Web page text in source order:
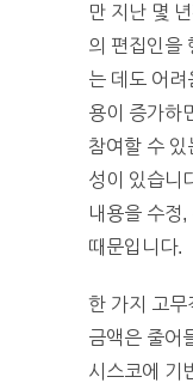
만 지난 몇
의 편집인을
는 데도 어
용이 증가하
참여할 수
성이 있습니
내용을 수정,
때문입니다.
한 가지 고무
금액은 줄어
시스코에 기